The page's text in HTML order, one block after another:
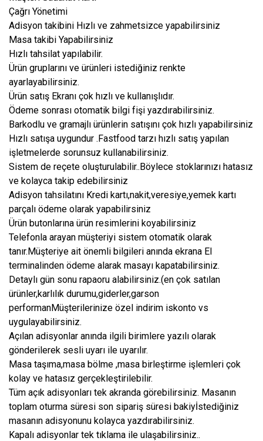
Çağrı Yönetimi
Adisyon takibini Hızlı ve zahmetsizce yapabilirsiniz
Masa takibi Yapabilirsiniz
Hızlı tahsilat yapılabilir.
Ürün gruplarını ve ürünleri istediğiniz renkte
ayarlayabilirsiniz.
Ürün satış Ekranı çok hızlı ve kullanışlıdır.
Ödeme sonrası otomatik bilgi fişi yazdırabilirsiniz.
Barkodlu ve gramajlı ürünlerin satışını çok hızlı yapabilirsiniz
Hızlı satışa uygundur .Fastfood tarzı hızlı satış yapılan
işletmelerde sorunsuz kullanabilirsiniz.
Sistem de reçete oluşturulabilir..Böylece stoklarınızı hatasız
ve kolayca takip edebilirsiniz
Adisyon tahsilatını Kredi kartı,nakit,veresiye,yemek kartı
parçalı ödeme olarak yapabilirsiniz
Ürün butonlarına ürün resimlerini koyabilirsiniz
Telefonla arayan müşteriyi sistem otomatik olarak
tanır.Müşteriye ait önemli bilgileri anında ekrana El
terminalinden ödeme alarak masayı kapatabilirsiniz.
Detaylı gün sonu rapaoru alabilirsiniz.(en çok satılan
ürünler,karlılık durumu,giderler,garson
performanMüşterilerinize özel indirim iskonto vs
uygulayabilirsiniz.
Açılan adisyonlar anında ilgili birimlere yazılı olarak
gönderilerek sesli uyarı ile uyarılır.
Masa taşıma,masa bölme ,masa birleştirme işlemleri çok
kolay ve hatasız gerçekleştirilebilir.
Tüm açık adisyonları tek akranda görebilirsiniz. Masanın
toplam oturma süresi son sipariş süresi bakiyİstediğiniz
masanın adisyonunu kolayca yazdırabilirsiniz.
Kapalı adisyonlar tek tıklama ile ulaşabilirsiniz..